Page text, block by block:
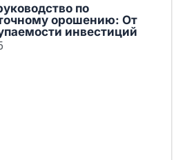
по
орошению: От
инвестиций